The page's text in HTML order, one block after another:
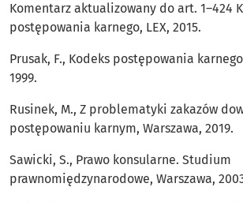
Komentarz aktualizowany do art. 1–424
postępowania karnego, LEX, 2015.
Prusak, F., Kodeks postępowania
1999.
Rusinek, M., Z problematyki zakazów
postępowaniu karnym, Warszawa, 2019.
Sawicki, S., Prawo konsularne. Studium
prawnomiędzynarodowe, Warszawa,